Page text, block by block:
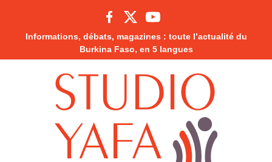
Informations, débats, magazines : toute l’actualité du
Burkina Faso, en 5 langues